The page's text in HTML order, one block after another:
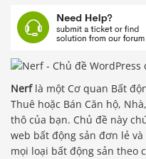
Nerflà một Cơ quan Bất
Thuê hoặc Bán Căn hộ,
thô của bạn. Chủ đề này
web bất động sản đơn lẻ
mọi loại bất động sản theo